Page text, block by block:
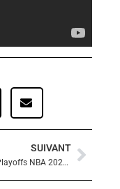
SUIVANT
Preview Playoffs NBA 2025 : Indiana Pacers – Milwaukee Bucks